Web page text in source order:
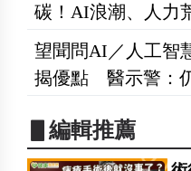
碳！AI浪潮、人力
望聞問AI／人工智
揭優點 醫示警：
▋編輯推薦